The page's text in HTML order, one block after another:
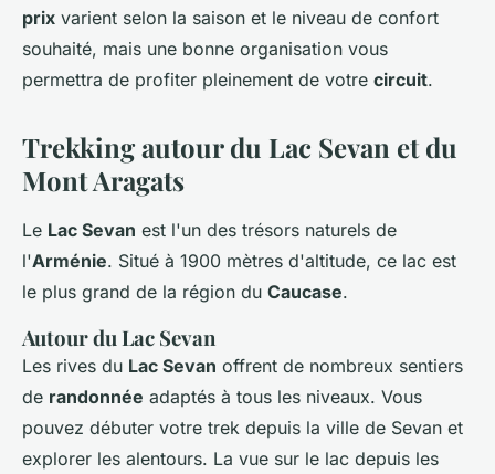
prix varient selon la saison et le niveau de confort
souhaité, mais une bonne organisation vous
permettra de profiter pleinement de votre circuit.
Trekking autour du Lac Sevan et du
Mont Aragats
Le Lac Sevan est l'un des trésors naturels de
l'Arménie. Situé à 1900 mètres d'altitude, ce lac est
le plus grand de la région du Caucase.
Autour du Lac Sevan
Les rives du Lac Sevan offrent de nombreux sentiers
de randonnée adaptés à tous les niveaux. Vous
pouvez débuter votre trek depuis la ville de Sevan et
explorer les alentours. La vue sur le lac depuis les